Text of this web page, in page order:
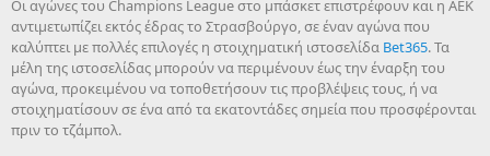
Οι αγώνες του Champions League στο μπάσκετ επιστρέφουν και η ΑΕΚ
αντιμετωπίζει εκτός έδρας το Στρασβούργο, σε έναν αγώνα που
καλύπτει με πολλές επιλογές η στοιχηματική ιστοσελίδα Bet365. Τα
μέλη της ιστοσελίδας μπορούν να περιμένουν έως την έναρξη του
αγώνα, προκειμένου να τοποθετήσουν τις προβλέψεις τους, ή να
στοιχηματίσουν σε ένα από τα εκατοντάδες σημεία που προσφέρονται
πριν το τζάμπολ.